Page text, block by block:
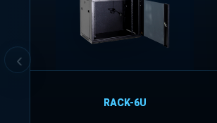
RACK-6U